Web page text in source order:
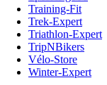
Training-Fit
Trek-Expert
Triathlon-Expert
TripNBikers
Vélo-Store
Winter-Expert